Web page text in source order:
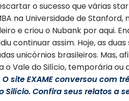
o sucesso que várias
na Universidade de Stanford,
e criou o Nubank por aqui.
continuar assim. Hoje, as
unicórnios brasileiros. Mas,
Vale do Silício, temporária ou
O site EXAME conversou com
Confira seus relatos a